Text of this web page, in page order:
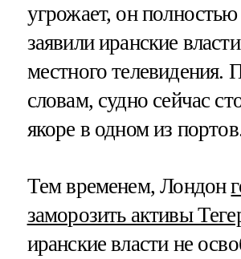
угрожает, он
заявили иранские
местного телевидения.
словам, судно сейчас
якоре в одном из
Тем временем, Лондон
заморозить активы
иранские власти не